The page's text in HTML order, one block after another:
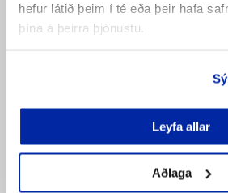
hefur látið þeim í té eða þeir hafa
þína á þeirra þjónustu.
Leyfa allar
Aðlaga
Toppfesting
SETJA Í KÖRFU
Bæta á
pöntunarlista